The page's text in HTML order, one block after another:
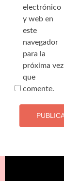
electrónico
y web en
este
navegador
para la
próxima vez
que
comente.